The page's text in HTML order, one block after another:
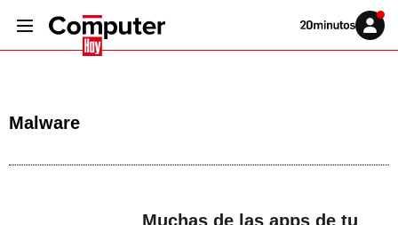
Volver
Iniciar
sesión
Malware
Muchas de las apps de tu